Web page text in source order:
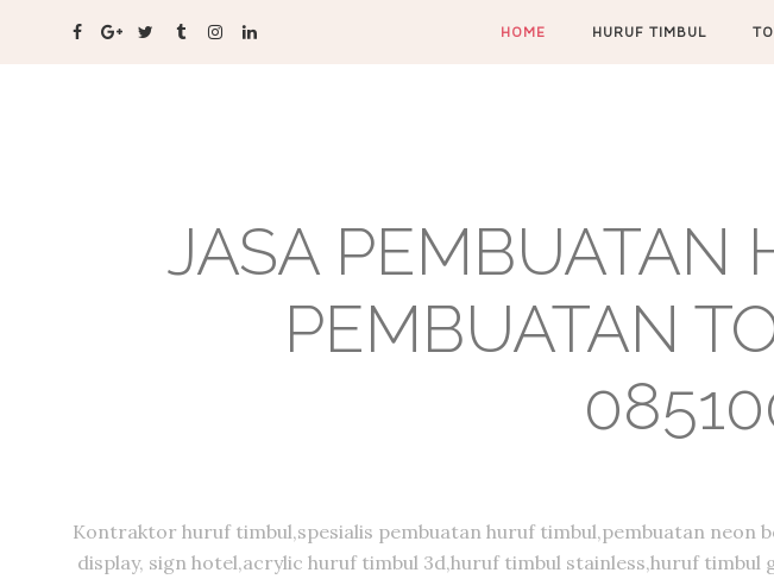
HOME HURUF TIMBUL
JASA PEMBUATAN
PEMBUATAN
Kontraktor huruf timbul,spesialis pembuatan huruf timbul,pembuatan neon
display, sign hotel,acrylic huruf timbul 3d,huruf timbul stainless,huruf